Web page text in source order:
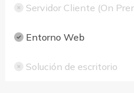
Servidor Cliente (On
Entorno Web
Solución de escritorio